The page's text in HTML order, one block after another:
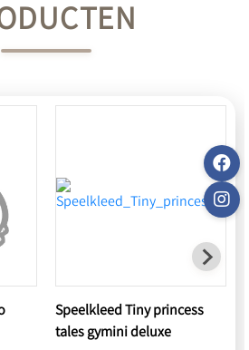
tripp trapp bundel natural
oak, babyset, newbornset